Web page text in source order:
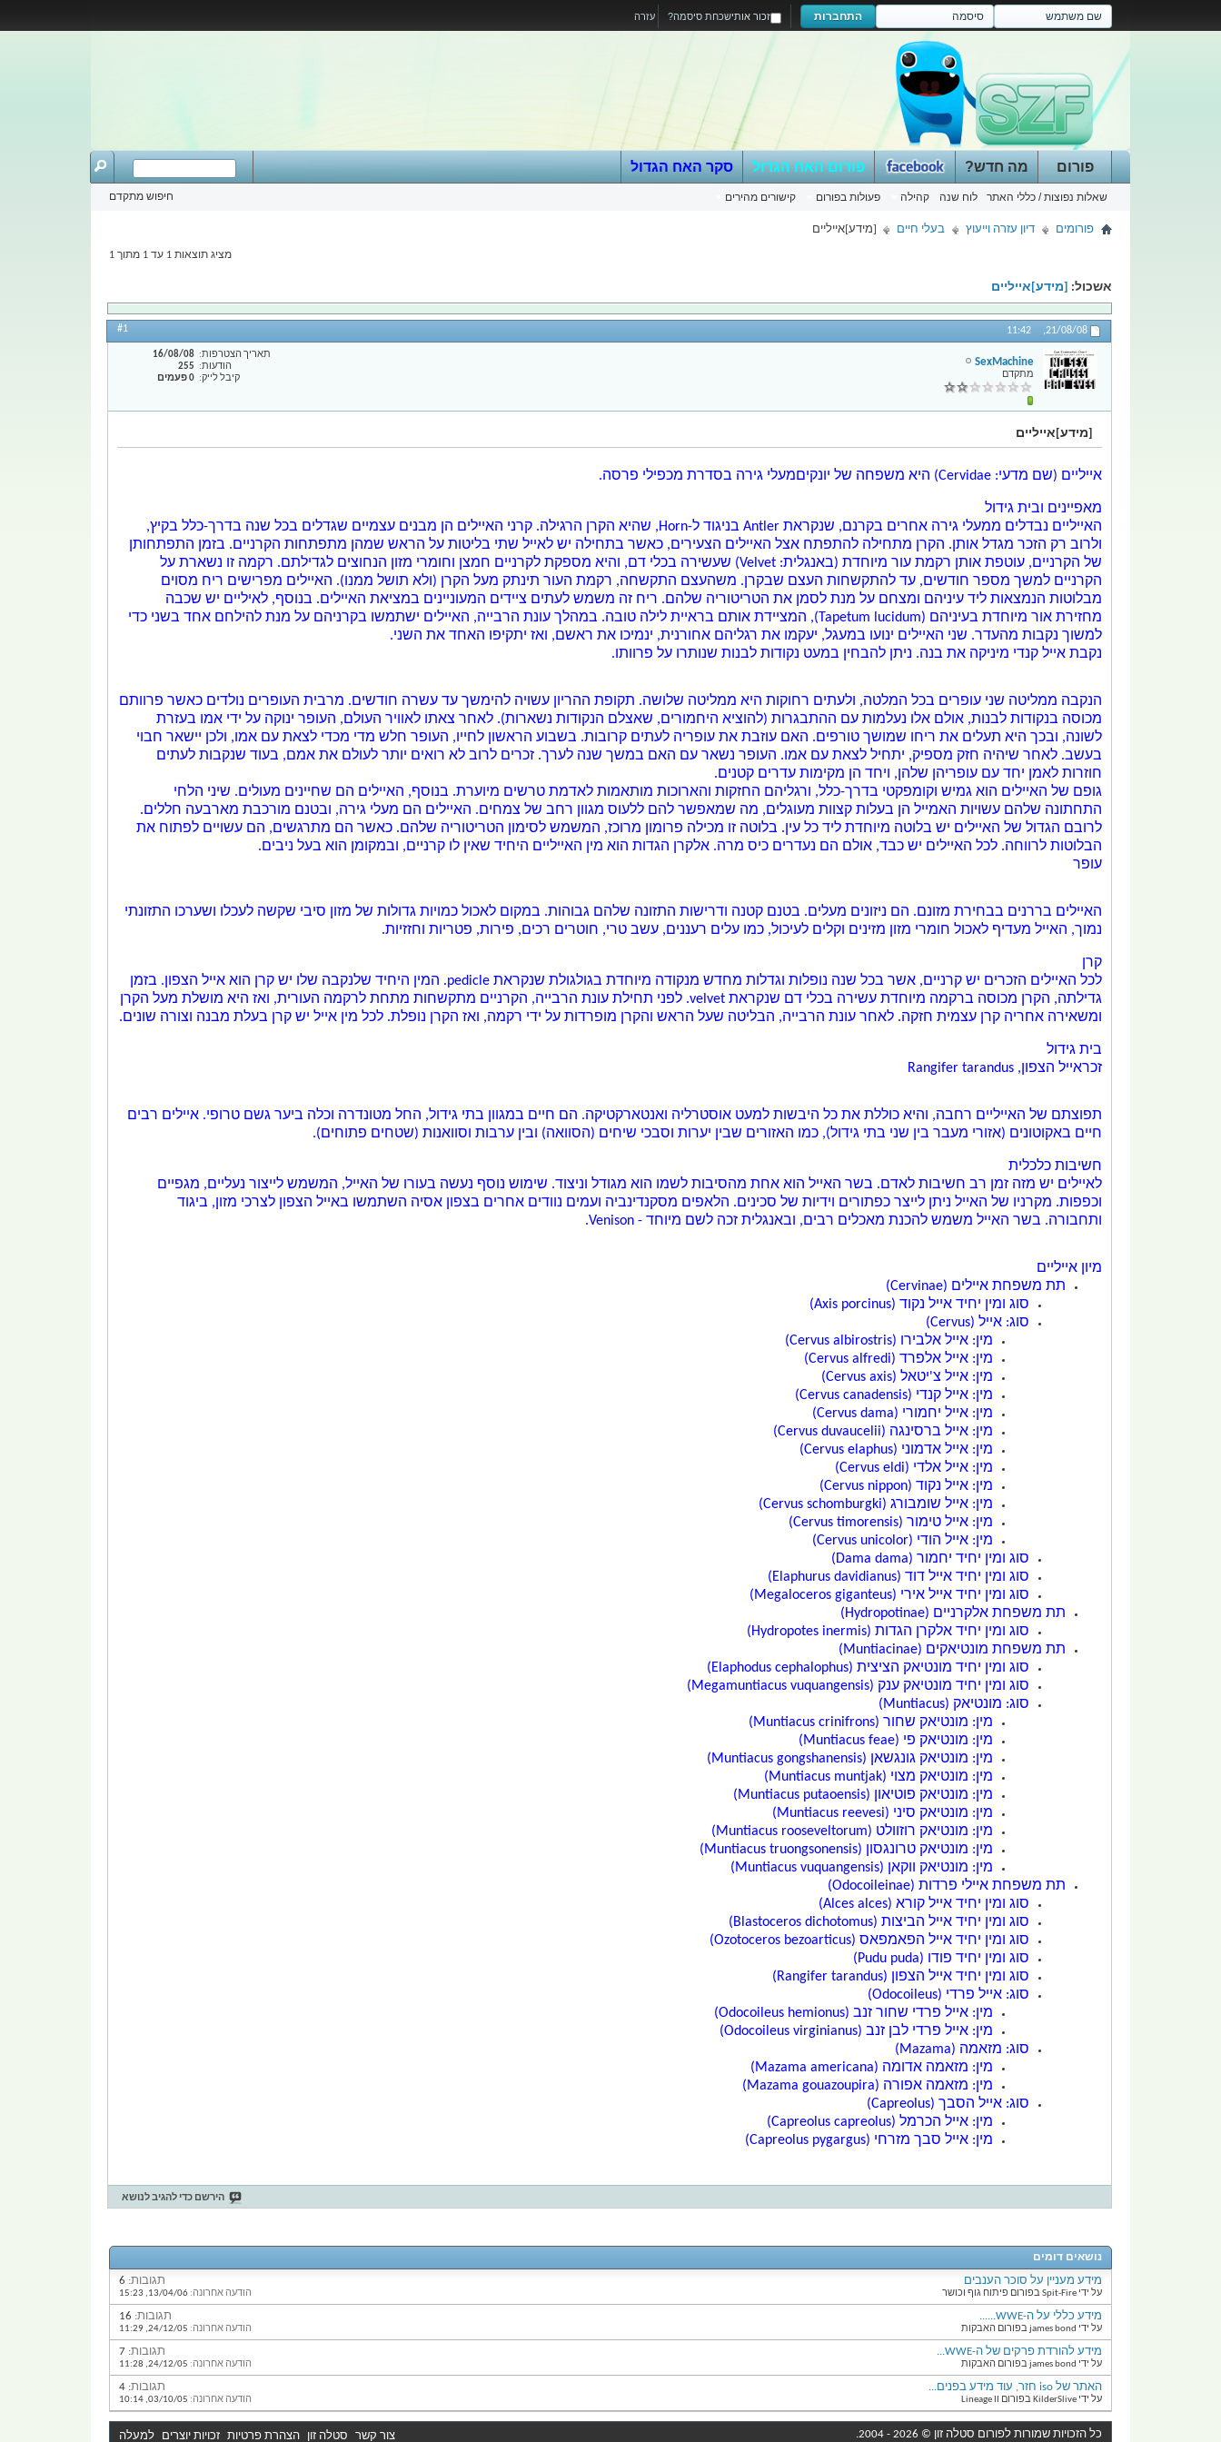
עזרה התחברות זכור אותישכחת סיסמה?
פורום
שאלות נפוצות / כללי האתר לוח שנה קהילה פעולות בפורום קישורים מהירים
מה חדש? פורום האח הגדול סקר האח הגדול
חיפוש מתקדם
פורומים דיון עזרה וייעוץ בעלי חיים [מידע]אייליים
מציג תוצאות 1 עד 1 מתוך 1
אשכול: [מידע]אייליים
21/08/08,
11:42
#1
SexMachine
מתקדם
תאריך הצטרפות
16/08/08
הודעות
255
קיבל לייק
0 פעמים
[מידע]אייליים
אייליים (שם מדעי: Cervidae) היא משפחה של יונקיםמעלי גירה בסדרת מכפילי פרסה.
מאפיינים ובית גידול
האייליים נבדלים ממעלי גירה אחרים בקרנם, שנקראת Antler בניגוד ל-Horn, שהיא הקרן הרגילה. קרני האיילים הן מבנים עצמיים שגדלים בכל שנה בדרך-כלל ב קיץ,
ולרוב רק הזכר מגדל אותן. הקרן מתחילה להתפתח אצל האיילים הצעירים, כאשר בתחילה יש לאייל שתי בליטות על הראש שמהן מתפתחות הקרניים. בזמן התפתחותן
של הקרניים, עוטפת אותן רקמת עור מיוחדת (באנגלית: Velvet) שעשירה בכלי דם, והיא מספקת לקרניים חמצן וחומרי מזון הנחוצים לגדילתם. רקמה זו נשארת על
הקרניים למשך מספר חודשים, עד להתקשחות העצם שבקרן. משהעצם התקשחה, רקמת העור תינתק מעל הקרן (ולא תושל ממנו). האיילים מפרישים ריח מסוים
מבלוטות הנמצאות ליד עיניהם ומצחם על מנת לסמן את הטריטוריה שלהם. ריח זה משמש לעתים ציידים המעוניינים במציאת האיילים. בנוסף, לאיליים יש שכבה
מחזירת אור מיוחדת בעיניהם (Tapetum lucidum), המציידת אותם ב ראיית לילה טובה. במהלך עונת הרבייה, האיילים ישתמשו בקרניהם על מנת להילחם אחד בשני כדי
למשוך נקבות מהעדר. שני האיילים ינועו במעגל, יעקמו את רגליהם אחורנית, ינמיכו את ראשם, ואז יתקיפו האחד את השני.
נקבת אייל קנדי מיניקה את בנה. ניתן להבחין במעט נקודות לבנות שנותרו על פרוותו.
הנקבה ממליטה שני עופרים בכל המלטה, ולעתים רחוקות היא ממליטה שלושה. תקופת ההריון עשויה להימשך עד עשרה חודשים. מרבית העופרים נולדים כאשר פרוותם
מכוסה בנקודות לבנות, אולם אלו נעלמות עם ההתבגרות (להוציא היחמורים, שאצלם הנקודות נשארות). לאחר צאתו לאוויר העולם, העופר ינוקה על ידי אמו בעזרת
לשונה, ובכך היא תעלים את ריחו שמושך טורפים. האם עוזבת את עופריה לעתים קרובות. בשבוע הראשון לחייו, העופר חלש מדי מכדי לצאת עם אמו, ולכן יישאר חבוי
בעשב. לאחר שיהיה חזק מספיק, יתחיל לצאת עם אמו. העופר נשאר עם האם במשך שנה לערך. זכרים לרוב לא רואים יותר לעולם את אמם, בעוד שנקבות לעתים
חוזרות לאמן יחד עם עופריהן שלהן, ויחד הן מקימות עדרים קטנים.
גופם של האיילים הוא גמיש וקומפקטי בדרך-כלל, ורגליהם החזקות והארוכות מותאמות לאדמת טרשים מיוערת. בנוסף, האיילים הם שחיינים מעולים. שיני הלחי
התחתונה שלהם עשויות האמייל הן בעלות קצוות מעוגלים, מה שמאפשר להם ללעוס מגוון רחב של צמחים. האיילים הם מעלי גירה, ובטנם מורכבת מארבעה חללים.
לרובם הגדול של האיילים יש בלוטה מיוחדת ליד כל עין. בלוטה זו מכילה פרומון
מרוכז, המשמש לסימון הטריטוריה שלהם. כאשר הם מתרגשים, הם עשויים לפתוח את
הבלוטות לרווחה. לכל האיילים יש כבד, אולם הם נעדרים כיס מרה. אלקרן הגדות הוא מין האייליים היחיד שאין לו קרניים, ובמקומן הוא בעל ניבים.
עופר
האיילים בררנים בבחירת מזונם. הם ניזונים מעלים. בטנם קטנה ודרישות התזונה שלהם גבוהות. במקום לאכול כמויות גדולות של מזון סיבי שקשה לעכלו ושערכו התזונתי
נמוך, האייל מעדיף לאכול חומרי מזון מזינים וקלים לעיכול, כמו עלים רעננים, עשב טרי, חוטרים רכים, פירות, פטריות חזזיות.
קרן
לכל האיילים הזכרים יש קרניים, אשר בכל שנה נופלות וגדלות מחדש מנקודה מיוחדת בגולגולת שנקראת pedicle. המין היחיד שלנקבה שלו יש קרן הוא
אייל הצפון . בזמן
גדילתה, הקרן מכוסה ברקמה מיוחדת עשירה בכלי דם שנקראת velvet. לפני תחילת עונת הרבייה, הקרניים מתקשחות מתחת לרקמה העורית, ואז היא מושלת מעל הקרן
ומשאירה אחריה קרן עצמית חזקה. לאחר עונת הרבייה, הבליטה שעל הראש והקרן מופרדות על ידי רקמה, ואז הקרן נופלת. לכל מין אייל יש קרן בעלת מבנה וצורה שונים.
בית גידול
זכראייל הצפון , Rangifer tarandus
תפוצתם של האייליים רחבה, והיא כוללת את כל היבשות למעט אוסטרליה אנטארקטיקה. הם חיים במגוון בתי גידול, החל מטונדרה וכלה ביער גשם טרופי. איילים רבים
חיים באקוטונים (אזורי מעבר בין שני בתי גידול), כמו האזורים שבין יערות וסבכי שיחים (הסוואה) ובין ערבות וסוואנות (שטחים פתוחים).
חשיבות כלכלית
לאיילים יש מזה זמן רב חשיבות לאדם. בשר האייל הוא אחת מהסיבות לשמו הוא מגודל וניצוד. שימוש נוסף נעשה בעורו של האייל, המשמש לייצור נעליים, מגפיים
וכפפות. מקרניו של האייל ניתן לייצר כפתורים וידיות של סכינים. הלאפים מסקנדינביה ועמים נוודים אחרים בצפון אסיה השתמשו באייל הצפון לצרכי מזון, ביגוד
ותחבורה. בשר האייל משמש להכנת מאכלים רבים, ובאנגלית זכה לשם מיוחד - Venison.
מיון אייליים
תת משפחת איילים (Cervinae)
סוג ומין יחיד אייל נקוד (Axis porcinus)
סוג: אייל (Cervus)
מין: אייל אלבירו (Cervus albirostris)
מין: אייל אלפרד (Cervus alfredi)
מין: אייל צ'יטאל (Cervus axis)
מין: אייל קנדי (Cervus canadensis)
מין: אייל יחמורי (Cervus dama)
מין: אייל ברסינגה (Cervus duvaucelii)
מין: אייל אדמוני (Cervus elaphus)
מין: אייל אלדי (Cervus eldi)
מין: אייל נקוד (Cervus nippon)
מין: אייל שומבורג (Cervus schomburgki)
מין: אייל טימור (Cervus timorensis)
מין: אייל הודי (Cervus unicolor)
סוג ומין יחיד יחמור (Dama dama)
סוג ומין יחיד אייל דוד (Elaphurus davidianus)
סוג ומין יחיד אייל אירי (Megaloceros giganteus)
תת משפחת אלקרניים (Hydropotinae)
סוג ומין יחיד אלקרן הגדות (Hydropotes inermis)
תת משפחת מונטיאקים (Muntiacinae)
סוג ומין יחיד מונטיאק הציצית (Elaphodus cephalophus)
סוג ומין יחיד מונטיאק ענק (Megamuntiacus vuquangensis)
סוג: מונטיאק (Muntiacus)
מין: מונטיאק שחור (Muntiacus crinifrons)
מין: מונטיאק פי (Muntiacus feae)
מין: מונטיאק גונגשאן (Muntiacus gongshanensis)
מין: מונטיאק מצוי (Muntiacus muntjak)
מין: מונטיאק פוטיאון
(Muntiacus putaoensis)
מין: מונטיאק סיני (Muntiacus reevesi)
מין: מונטיאק רוזוולט (Muntiacus rooseveltorum)
מין: מונטיאק טרונגסון
(Muntiacus truongsonensis)
מין: מונטיאק ווקאן (Muntiacus vuquangensis)
תת משפחת איילי פרדות (Odocoileinae)
סוג ומין יחיד אייל קורא (Alces alces)
סוג ומין יחיד אייל הביצות (Blastoceros dichotomus)
סוג ומין יחיד אייל הפאמפאס (Ozotoceros bezoarticus)
סוג ומין יחיד פודו (Pudu puda)
סוג ומין יחיד אייל הצפון
(Rangifer tarandus)
סוג: אייל פרדי (Odocoileus)
מין: אייל פרדי שחור זנב (Odocoileus hemionus)
מין: אייל פרדי לבן זנב (Odocoileus virginianus)
סוג: מזאמה (Mazama)
מין: מזאמה אדומה (Mazama americana)
מין: מזאמה אפורה (Mazama gouazoupira)
סוג: אייל הסבך (Capreolus)
מין: אייל הכרמל (Capreolus capreolus)
מין: אייל סבך מזרחי (Capreolus pygargus)
הירשם כדי להגיב לנושא
נושאים דומים
מידע מעניין על סוכר הענבים
על ידי Spit-Fire בפורום פיתוח גוף וכושר
תגובות:
הודעה אחרונה: 15:23
מידע כללי על ה-WWE......
על ידי james bond בפורום האבקות
תגובות:
הודעה אחרונה: 11:29
מידע להורדת פרקים של ה-WWE...
על ידי james bond בפורום האבקות
תגובות:
הודעה אחרונה: 11:28
האתר של iso חזר, עוד מידע בפנים...
על ידי KilderSlive בפורום Lineage II
תגובות:
הודעה אחרונה: 10:14
כל הזכויות שמורות לפורום סטלה זון © 2026 - 2004. צור קשר סטלה זון הצהרת פרטיות זכויות יוצרים למעלה